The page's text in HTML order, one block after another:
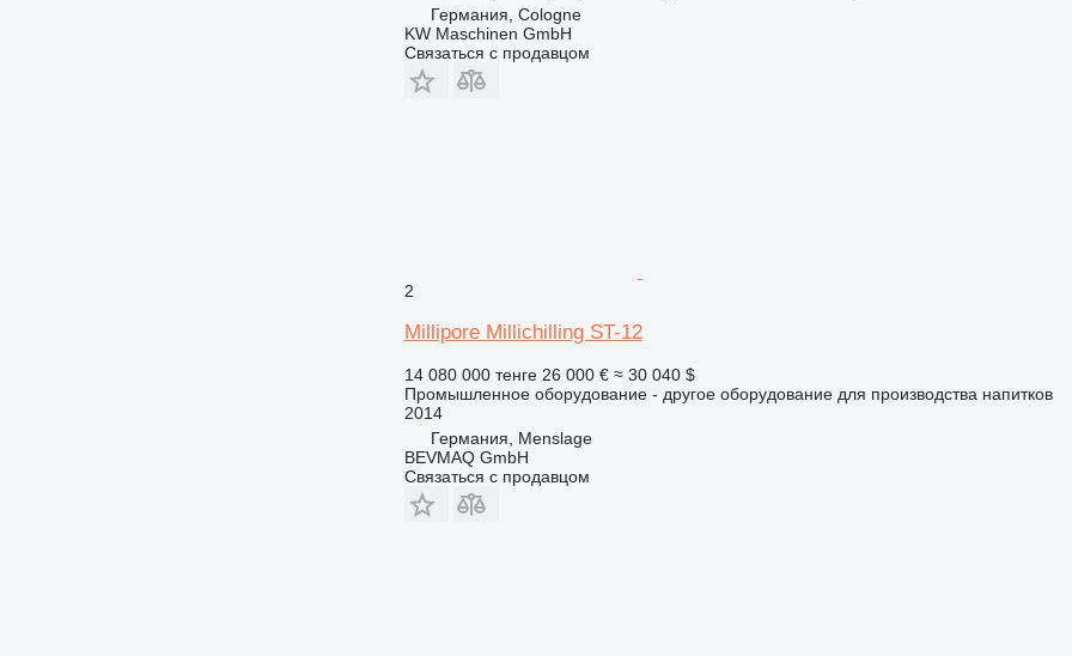
Германия, Cologne
KW Maschinen GmbH
Связаться с продавцом
2
Millipore Millichilling ST-12
14 080 000 тенге 26 000 € ≈ 30 040 $
Промышленное оборудование - другое оборудование для производства напитков
2014
Германия, Menslage
BEVMAQ GmbH
Связаться с продавцом